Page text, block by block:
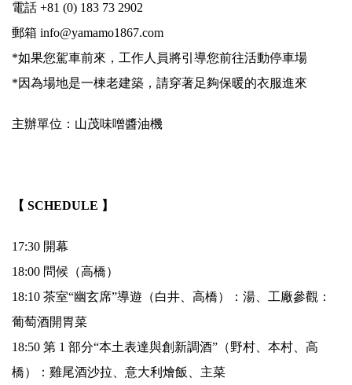
電話 +81 (0) 183 73 2902
郵箱 info@yamamo1867.com
*如果您駕車前來，工作人員將引導您前往活動停車場
*因為場地是一棟老建築，請穿著足夠保暖的衣服進來
主辦單位：山茂味噌醬油機
【 SCHEDULE 】
17:30 開幕
18:00 問候（高橋）
18:10 茶室“幽玄席”導遊（白井、高橋）：湯、工廠參觀：
葡萄酒開胃菜
18:50 第 1 部分“本土表達與創新調酒”（野村、本村、高
橋）：雞尾酒沙拉、意大利燴飯、主菜